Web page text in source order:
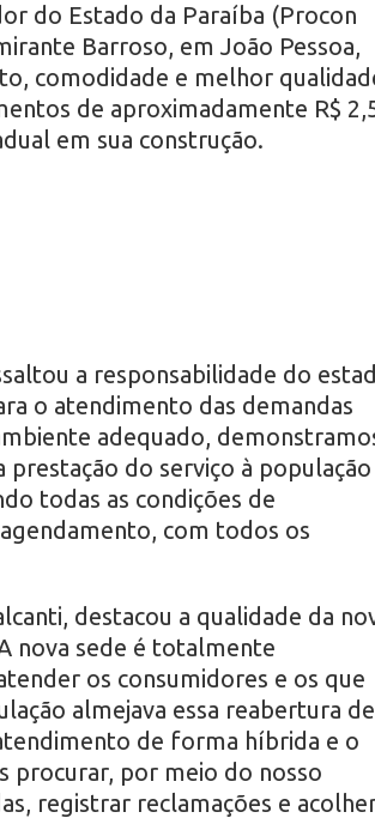
do Estado da Paraíba (Procon
Barroso, em João Pessoa,
comodidade e melhor
de aproximadamente R$
em sua construção.
a responsabilidade do
o atendimento das demandas
adequado,
do serviço à população
todas as condições de
com todos os
destacou a qualidade da
nova sede é totalmente
os consumidores e os que
almejava essa reabertura de
de forma híbrida e o
procurar, por meio do nosso
registrar reclamações e